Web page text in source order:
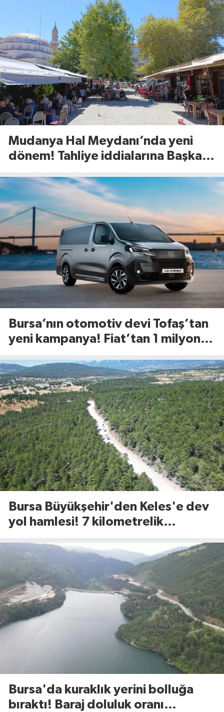
Mudanya Hal Meydanı’nda yeni
dönem! Tahliye iddialarına Başkan
Bursa’nın otomotiv devi Tofaş’tan
yeni kampanya! Fiat’tan 1 milyon
Bursa Büyükşehir'den Keles'e dev
yol hamlesi! 7 kilometrelik
Bursa'da kuraklık yerini bolluğa
bıraktı! Baraj doluluk oranı